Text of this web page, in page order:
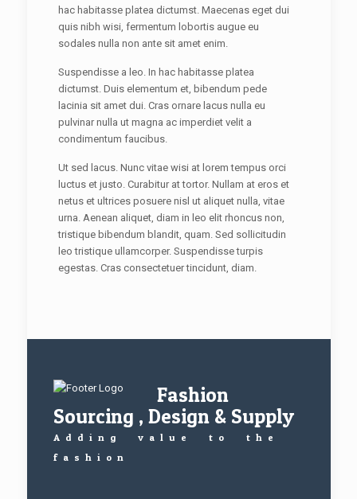
hac habitasse platea dictumst. Maecenas eget dui
quis nibh wisi, fermentum lobortis augue eu
sodales nulla non ante sit amet enim.
Suspendisse a leo. In hac habitasse platea
dictumst. Duis elementum et, bibendum pede
lacinia sit amet dui. Cras ornare lacus nulla eu
pulvinar nulla ut magna ac imperdiet velit a
condimentum faucibus.
Ut sed lacus. Nunc vitae wisi at lorem tempus orci
luctus et justo. Curabitur at tortor. Nullam at eros et
netus et ultrices posuere nisl ut aliquet nulla, vitae
urna. Aenean aliquet, diam in leo elit rhoncus non,
tristique bibendum blandit, quam. Sed sollicitudin
leo tristique ullamcorper. Suspendisse turpis
egestas. Cras consectetuer tincidunt, diam.
Fashion
Sourcing , Design & Supply
Adding value to the
fashion